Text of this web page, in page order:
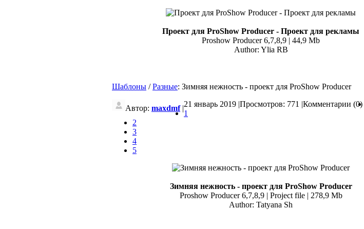
Проект для ProShow Producer - Проект для рекламы
Proshow Producer 6,7,8,9 | 44,9 Mb
Author: Ylia RB
Шаблоны /Разные: Зимняя нежность - проект для ProShow Producer
Автор: maxdmf|21 январь 2019 |Просмотров: 771 |Комментарии (0)
1
2
3
4
5
Зимняя нежность - проект для ProShow Producer
Proshow Producer 6,7,8,9 | Project file | 278,9 Mb
Author: Tatyana Sh